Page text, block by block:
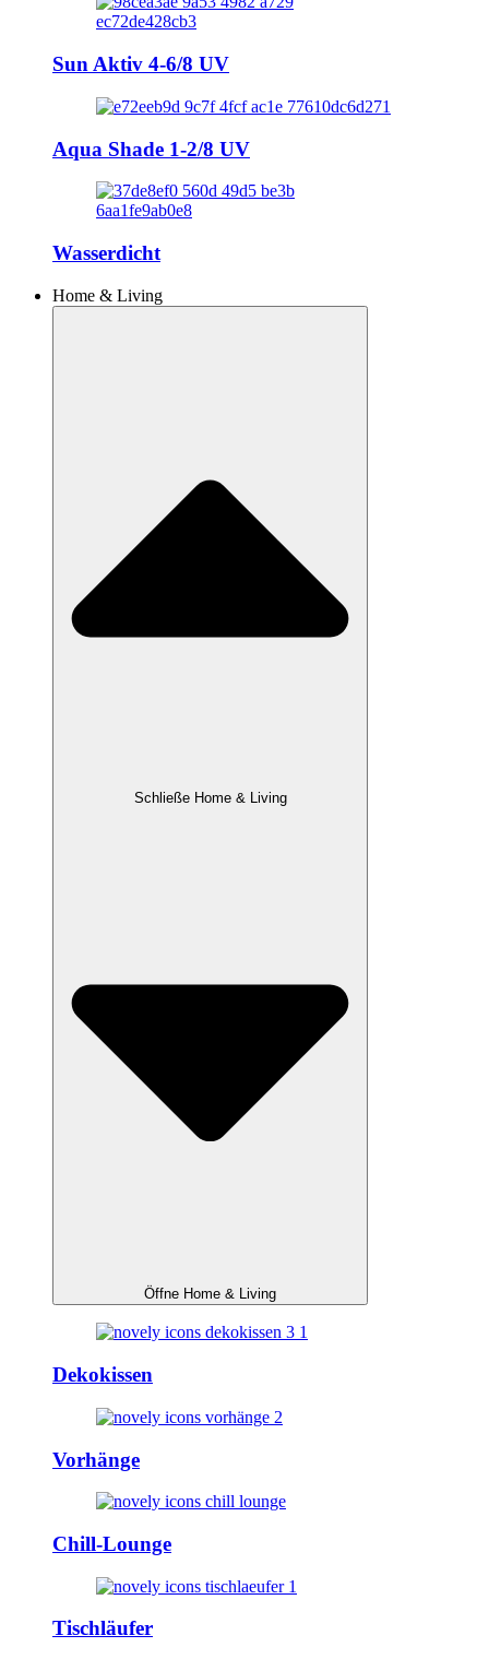
Sun Aktiv 4-6/8 UV
Aqua Shade 1-2/8 UV
Wasserdicht
Home & Living
Schließe Home & Living
Öffne Home & Living
Dekokissen
Vorhänge
Chill-Lounge
Tischläufer